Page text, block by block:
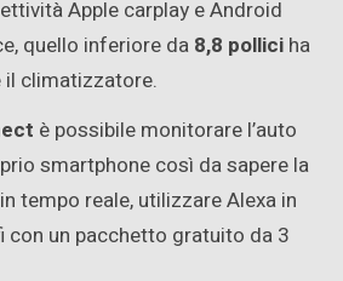
Apple carplay e Android
quello inferiore da8,8 pollici ha
climatizzatore.
è possibile monitorare l’auto
smartphone così da sapere la
tempo reale, utilizzare Alexa in
con un pacchetto gratuito da 3